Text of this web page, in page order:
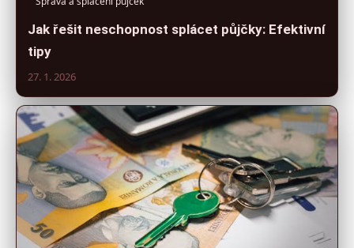
Jak řešit neschopnost splácet půjčky: Efektivní
tipy
27. 1. 2026